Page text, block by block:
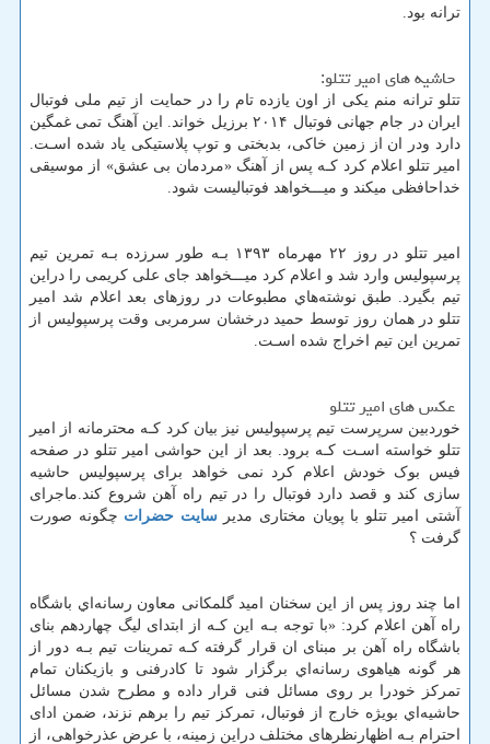
ترانه بود.
حاشیه های امیر تتلو:
تتلو ترانه منم یکی از اون یازده تام را در حمایت از تیم ملی فوتبال
ایران در جام جهانی فوتبال ۲۰۱۴ برزیل خواند. این آهنگ تمی غمگین
دارد ودر ان از زمین خاکی، بدبختی و توپ پلاستیکی یاد شده اسـت.
امیر تتلو اعلام کرد کـه پس از آهنگ «مردمان بی عشق» از موسیقی
خداحافظی میکند و میـــخواهد فوتبالیست شود.
امیر تتلو در روز ۲۲ مهرماه ۱۳۹۳ بـه طور سرزده بـه تمرین تیم
پرسپولیس وارد شد و اعلام کرد میـــخواهد جای علی کریمی را دراین
تیم بگیرد. طبق نوشته‌هاي‌ مطبوعات در روزهای بعد اعلام شد امیر
تتلو در همان روز توسط حمید درخشان سرمربی وقت پرسپولیس از
تمرین این تیم اخراج شده اسـت.
عکس های امیر تتلو
خوردبین سرپرست تیم پرسپولیس نیز بیان کرد کـه محترمانه از امیر
تتلو خواسته اسـت کـه برود. بعد از این حواشی امیر تتلو در صفحه
فیس بوک خودش اعلام کرد نمی خواهد برای پرسپولیس حاشیه
سازی کند و قصد دارد فوتبال را در تیم راه آهن شروع کند.ماجرای
آشتی امیر تتلو با پویان مختاری مدیرسایت حضرات چگونه صورت
گرفت ؟
اما چند روز پس از این سخنان امید گلمکانی معاون رسانه‌اي باشگاه
راه آهن اعلام کرد: «با توجه بـه این کـه از ابتدای لیگ چهاردهم بنای
باشگاه راه آهن بر مبنای ان قرار گرفته کـه تمرینات تیم بـه دور از
هر گونه هیاهوی رسانه‌اي برگزار شود تا کادرفنی و بازیکنان تمام
تمرکز خودرا بر روی مسائل فنی قرار داده و مطرح شدن مسائل
حاشیه‌اي بویژه خارج از فوتبال، تمرکز تیم را برهم نزند، ضمن ادای
احترام بـه اظهارنظرهای مختلف دراین زمینه، با عرض عذرخواهی، از